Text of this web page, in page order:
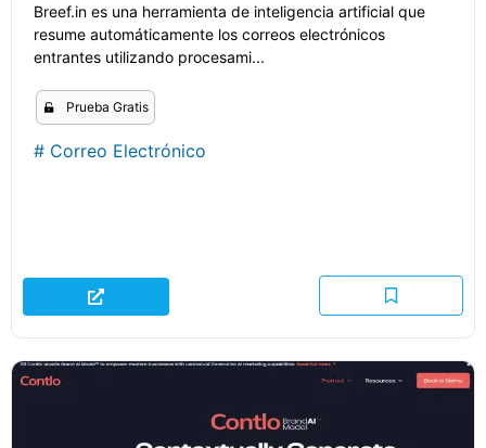
Breef.in es una herramienta de inteligencia artificial que
resume automáticamente los correos electrónicos
entrantes utilizando procesami...
Prueba Gratis
# Correo Electrónico